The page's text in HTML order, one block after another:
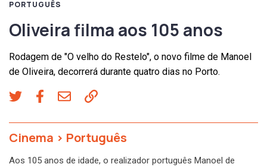
PORTUGUÊS
Oliveira filma aos 105 anos
Rodagem de "O velho do Restelo", o novo filme de Manoel
de Oliveira, decorrerá durante quatro dias no Porto.
Cinema > Português
Aos 105 anos de idade, o realizador português Manoel de